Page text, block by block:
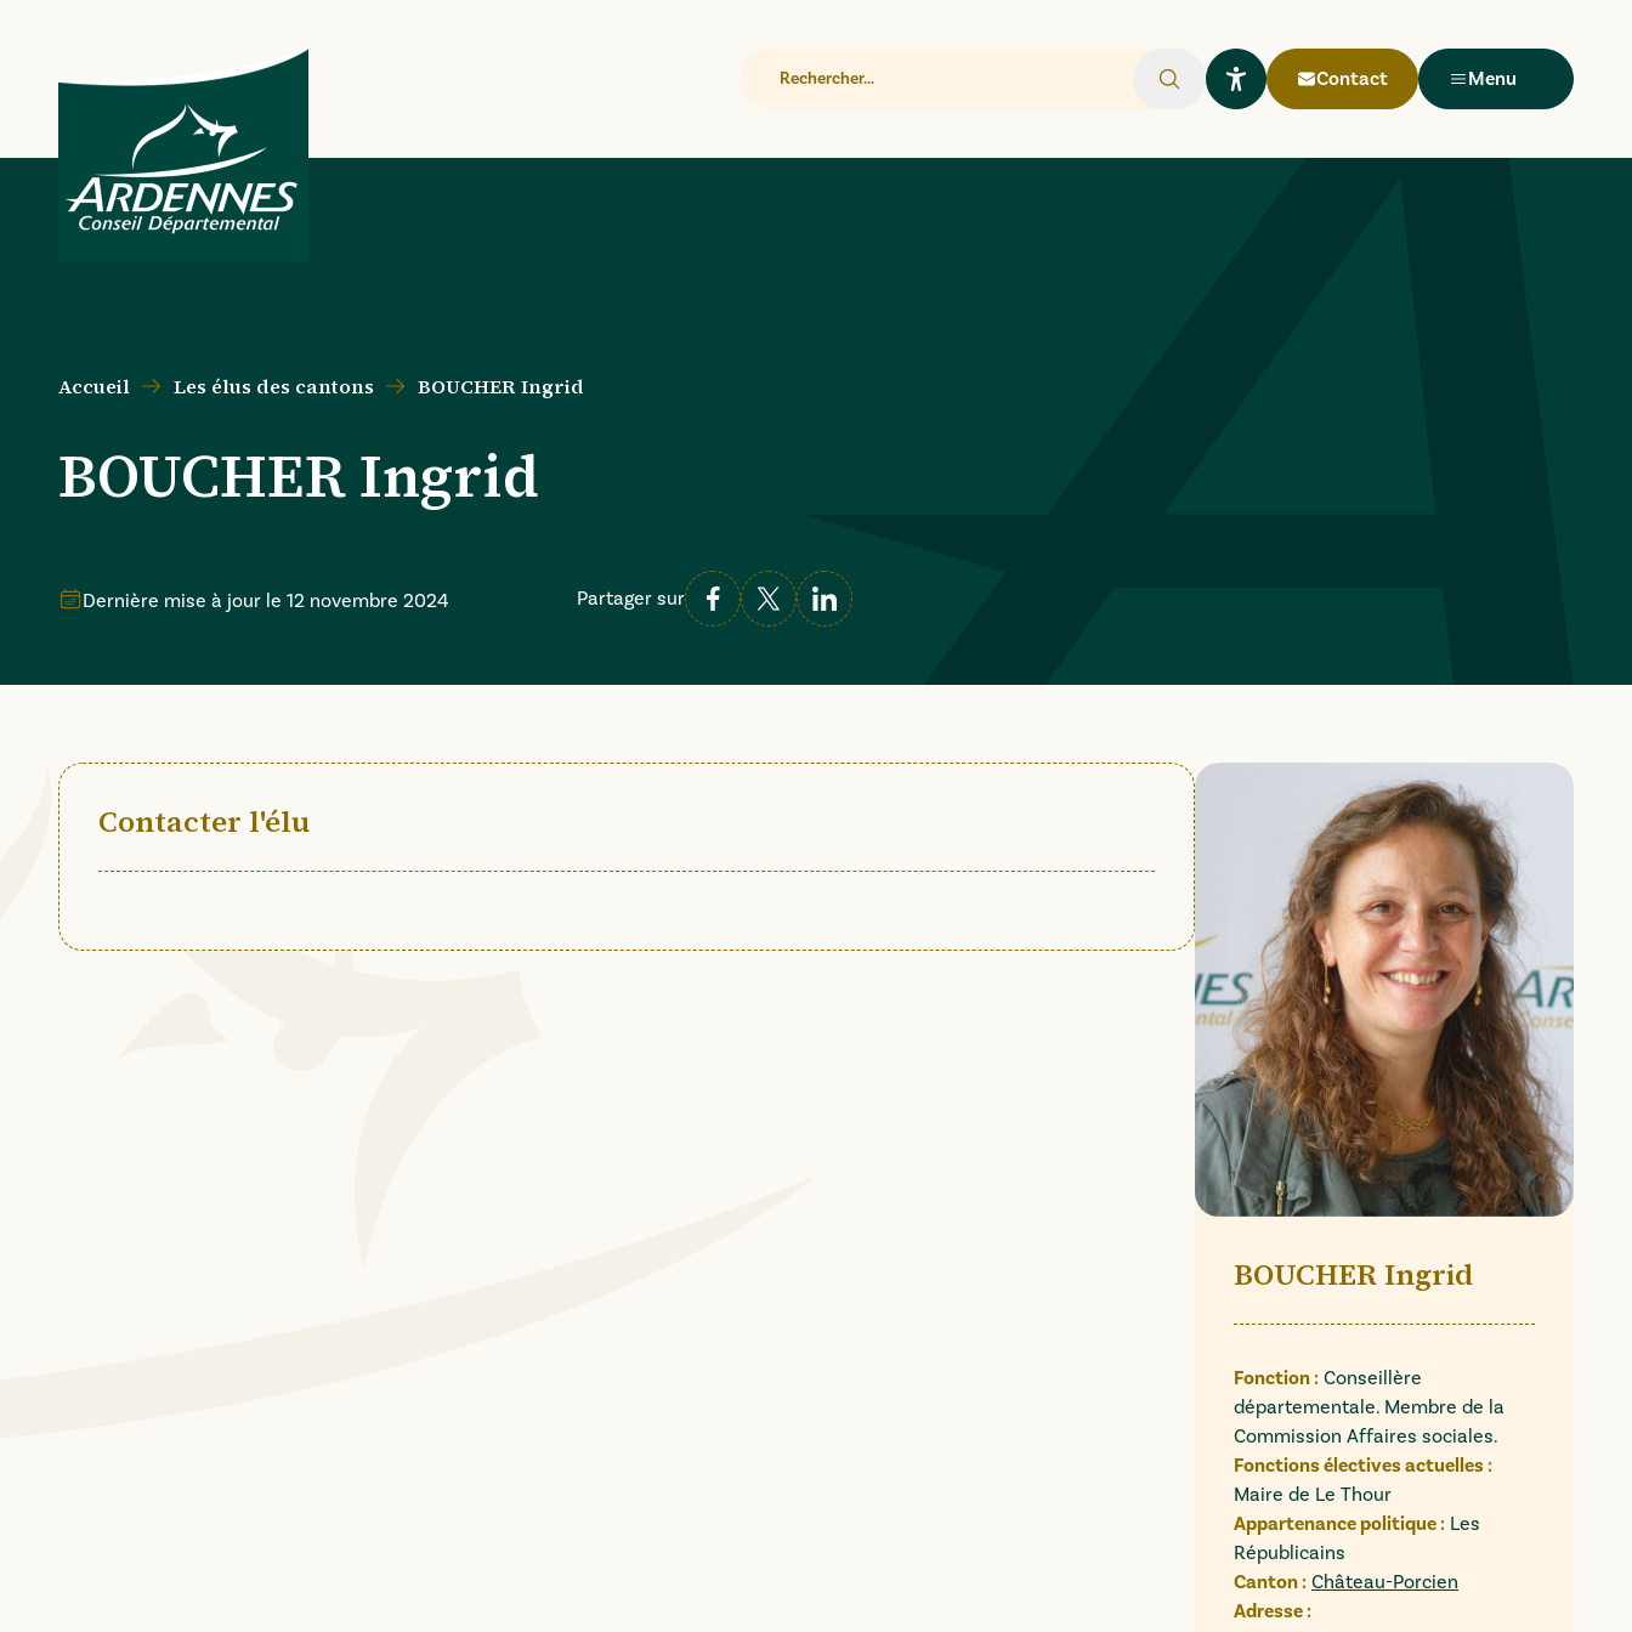
Rechercher
Ouvrir le widget Lisio
Contact Menu
Accueil Les élus des cantons BOUCHER Ingrid
BOUCHER Ingrid
Dernière mise à jour le 12 novembre 2024 Partager sur
BOUCHER Ingrid
Fonction : Conseillère
départementale. Membre de la
Commission Affaires sociales.
Fonctions électives actuelles :
Maire de Le Thour
Appartenance politique : Les
Républicains
Canton : Château-Porcien
Adresse :
Contacter l'élu